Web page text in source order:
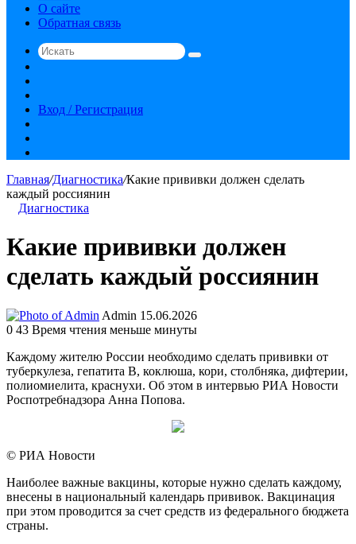
О сайте
Обратная связь
Искать
статья
Вход / Регистрация
Главная/Диагностика/Какие прививки должен сделать
каждый россиянин
Диагностика
Какие прививки должен
сделать каждый россиянин
Admin Send
an
15.06.2026
0 43 Время чтения меньше минуты
Каждому жителю России необходимо сделать прививки от
туберкулеза, гепатита B, коклюша, кори, столбняка, дифтерии,
полиомиелита, краснухи. Об этом в интервью РИА Новости
Роспотребнадзора Анна Попова.
© РИА Новости
Наиболее важные вакцины, которые нужно сделать каждому,
внесены в национальный календарь прививок. Вакцинация
при этом проводится за счет средств из федерального бюджета
страны.